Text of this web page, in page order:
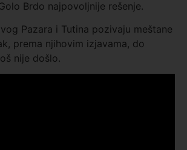
Brdo najpovoljnije rešenje.
Pazara i Tutina pozivaju meštane
prema njihovim izjavama, do
nije došlo.